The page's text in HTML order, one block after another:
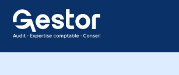
Aller
au
Découvrir notre cabinet